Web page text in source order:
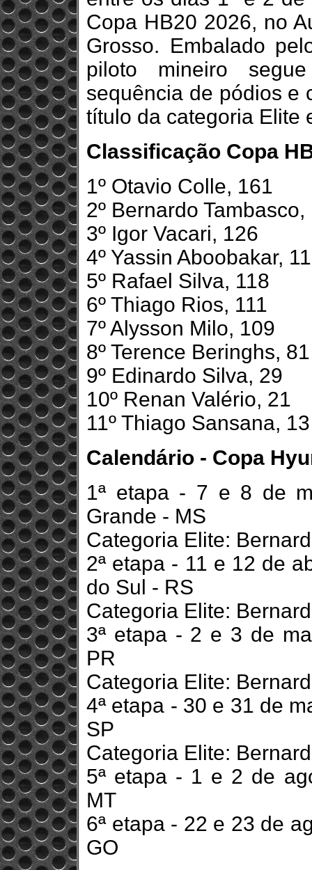
Copa HB20 2026, no
Grosso. Embalado
piloto mineiro
sequência de pódios e
título da categoria Elite
Classificação Copa
1º Otavio Colle, 161
2º Bernardo Tambasco,
3º Igor Vacari, 126
4º Yassin Aboobakar,
5º Rafael Silva, 118
6º Thiago Rios, 111
7º Alysson Milo, 109
8º Terence Beringhs, 81
9º Edinardo Silva, 29
10º Renan Valério, 21
11º Thiago Sansana, 13
Calendário - Copa
1ª etapa - 7 e 8 de
Grande - MS
Categoria Elite:
2ª etapa - 11 e 12 de
do Sul - RS
Categoria Elite:
3ª etapa - 2 e 3 de
PR
Categoria Elite:
4ª etapa - 30 e 31 de
SP
Categoria Elite:
5ª etapa - 1 e 2 de
MT
6ª etapa - 22 e 23 de
GO